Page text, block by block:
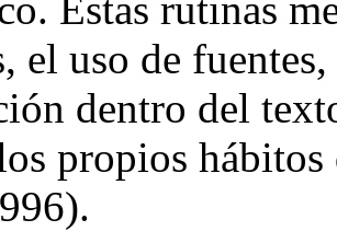
el uso de
dentro del
propios hábitos